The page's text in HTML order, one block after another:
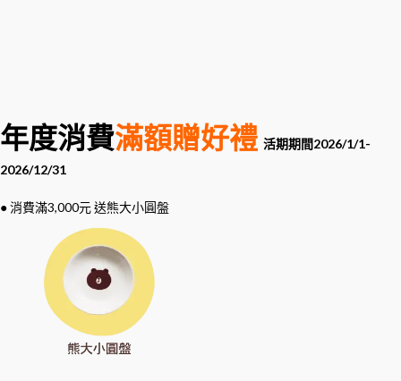
年度消費滿額贈好禮 活期期間2026/1/1-
2026/12/31
● 消費滿3,000元 送熊大小圓盤